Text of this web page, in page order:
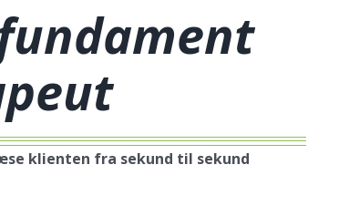
klienten fra sekund til sekund